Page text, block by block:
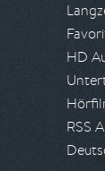
HD
RSS